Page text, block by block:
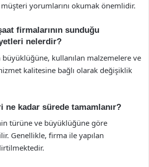
yorumlarını okumak önemlidir.
firmalarının sunduğu
nelerdir?
kullanılan malzemelere ve
kalitesine bağlı olarak değişiklik
ne kadar sürede tamamlanır?
türüne ve büyüklüğüne göre
Genellikle, firma ile yapılan